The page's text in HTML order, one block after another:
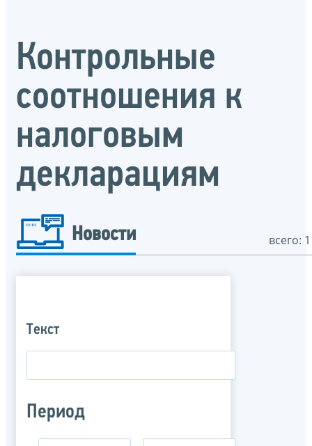
Контрольные
соотношения к
налоговым
декларациям
Новости всего:
Текст
Период